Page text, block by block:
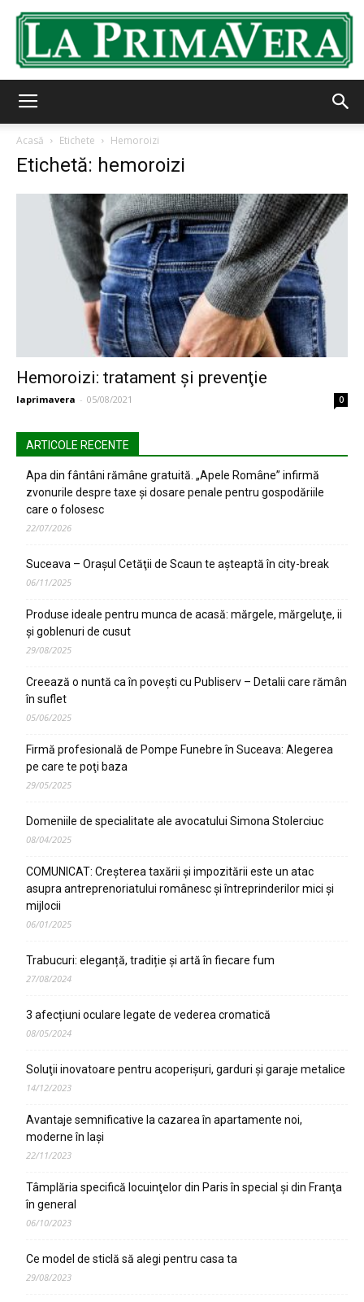
Acasă Etichete Hemoroizi
Etichetă: hemoroizi
Hemoroizi: tratament și prevenţie
laprimavera - 05/08/2021 0
ARTICOLE RECENTE
Apa din fântâni rămâne gratuită. „Apele Române” infirmă
zvonurile despre taxe și dosare penale pentru gospodăriile
care o folosesc
22/07/2026
Suceava – Oraşul Cetăţii de Scaun te aşteaptă în city-break
06/11/2025
Produse ideale pentru munca de acasă: mărgele, mărgeluţe, ii
şi goblenuri de cusut
29/08/2025
Creează o nuntă ca în poveşti cu Publiserv – Detalii care rămân
în suflet
05/06/2025
Firmă profesională de Pompe Funebre în Suceava: Alegerea
pe care te poţi baza
29/05/2025
Domeniile de specialitate ale avocatului Simona Stolerciuc
08/04/2025
COMUNICAT: Creșterea taxării și impozitării este un atac
asupra antreprenoriatului românesc și întreprinderilor mici și
mijlocii
06/01/2025
Trabucuri: eleganță, tradiție și artă în fiecare fum
27/08/2024
3 afecțiuni oculare legate de vederea cromatică
08/05/2024
Soluţii inovatoare pentru acoperişuri, garduri şi garaje metalice
14/12/2023
Avantaje semnificative la cazarea în apartamente noi,
moderne în Iaşi
22/11/2023
Tâmplăria specifică locuinţelor din Paris în special şi din Franţa
în general
06/10/2023
Ce model de sticlă să alegi pentru casa ta
29/08/2023